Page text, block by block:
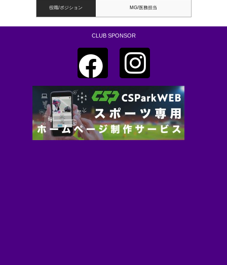
役職/ポジション MG/医務担当
CLUB SPONSOR